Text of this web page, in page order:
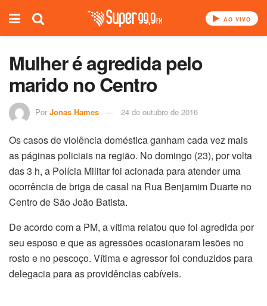
AO VIVO
Mulher é agredida pelo
marido no Centro
Por Jonas Hames 24 de outubro de 2016
Os casos de violência doméstica ganham cada vez mais
as páginas policiais na região. No domingo (23), por volta
das 3 h, a Polícia Militar foi acionada para atender uma
ocorrência de briga de casal na Rua Benjamim Duarte no
Centro de São João Batista.
De acordo com a PM, a vítima relatou que foi agredida por
seu esposo e que as agressões ocasionaram lesões no
rosto e no pescoço. Vítima e agressor foi conduzidos para
delegacia para as providências cabíveis.